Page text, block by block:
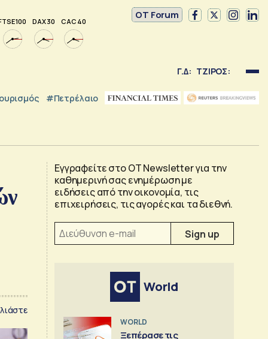
100 DAX 30 CAC 40
OT Forum
Γ.Δ: ΤΖΙΡΟΣ:
#Πετρέλαιο
Εγγραφείτε στο OT Newsletter για την
καθημερινή σας ενημέρωση με
ειδήσεις από την οικονομία, τις
επιχειρήσεις, τις αγορές και τα διεθνή.
World
WORLD
Ξεπέρασε τις